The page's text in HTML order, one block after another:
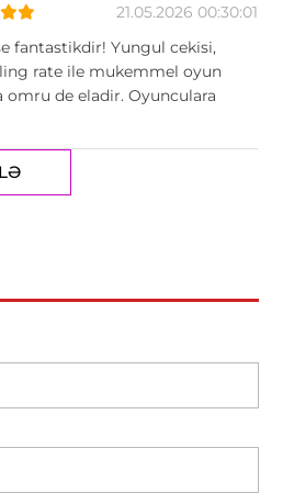
21.05.2026 00:30:01
fantastikdir! Yungul cekisi,
rate ile mukemmel oyun
de eladir. Oyunculara